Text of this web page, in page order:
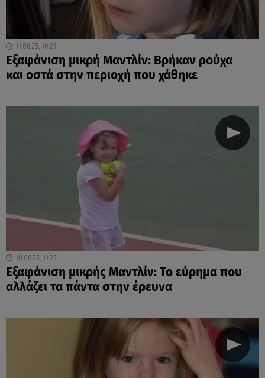
11.06.25, 10:21
Εξαφάνιση μικρή Μαντλίν: Βρήκαν ρούχα
και οστά στην περιοχή που χάθηκε
10.06.25, 11:22
Εξαφάνιση μικρής Μαντλίν: Το εύρημα που
αλλάζει τα πάντα στην έρευνα